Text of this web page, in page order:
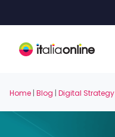
content
Home | Blog | Digital Strategy